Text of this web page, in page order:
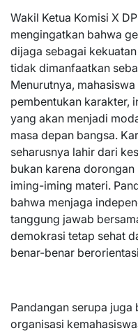
Wakil Ketua Komisi X
mengingatkan bahwa
dijaga sebagai
tidak dimanfaatkan
Menurutnya,
pembentukan karakter,
yang akan menjadi
masa depan bangsa.
seharusnya lahir dari
bukan karena
iming-iming materi.
bahwa menjaga
tanggung jawab
demokrasi tetap sehat
benar-benar
Pandangan serupa
organisasi